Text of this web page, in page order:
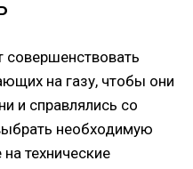
на газу, чтобы они
и справлялись со
необходимую
технические